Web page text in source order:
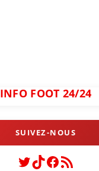
INFO FOOT 24/24
Twitter
TikTok
Facebook
Flux RSS